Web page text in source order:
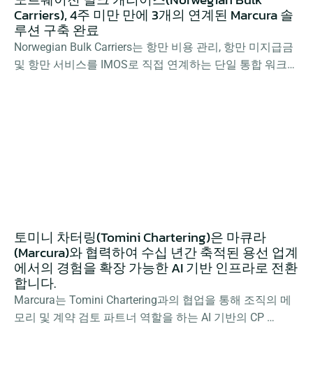
Carriers), 4주 미만 만에 3개의 연계된 Marcura 솔
루션 구축 완료
Norwegian Bulk Carriers는 항만 비용 관리, 항만 미지급금
및 항만 서비스를 IMOS로 직접 연계하는 단일 통합 워크플
토미니 차터링(Tomini Chartering)은 마큐라
(Marcura)와 협력하여 수십 년간 축적된 용선 업계
에서의 경험을 확장 가능한 AI 기반 인프라로 전환
합니다.
Marcura는 Tomini Chartering과의 협업을 통해 조직의 메
모리 및 계약 검토 파트너 역할을 하는 AI 기반의 CP